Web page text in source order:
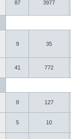
87 3977
9 35
41 772
8 127
5 10